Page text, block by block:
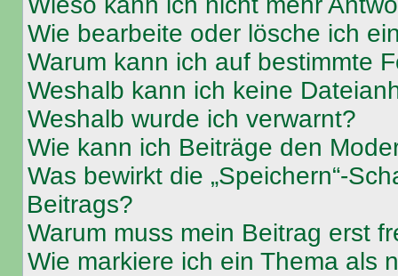
Wie bearbeite oder lösche ich
Warum kann ich auf bestimmte
Weshalb kann ich keine
Weshalb wurde ich verwarnt?
Wie kann ich Beiträge den
Was bewirkt die „Speichern“-
Beitrags?
Warum muss mein Beitrag erst
Wie markiere ich ein Thema als